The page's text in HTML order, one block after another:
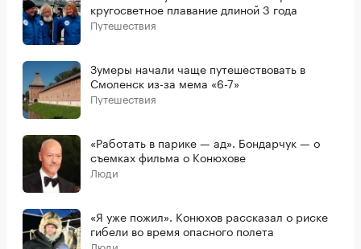
кругосветное плавание длиной 3 года
Путешествия
Зумеры начали чаще путешествовать в
Смоленск из-за мема «6-7»
Путешествия
«Работать в парике — ад». Бондарчук — о
съемках фильма о Конюхове
Люди
«Я уже пожил». Конюхов рассказал о риске
гибели во время опасного полета
Люди